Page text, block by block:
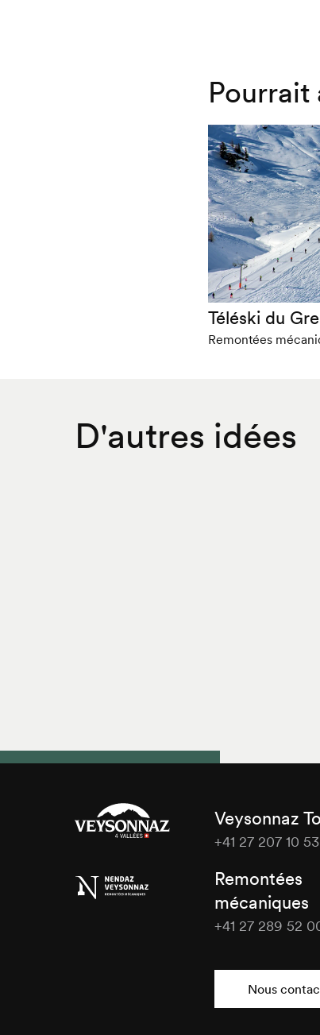
Pourrait
Téléski du
Remontées
D'autres idées
Tourisme
Veysonnaz
+41 27 207 10 53
Remontées
mécaniques
+41 27 289 52
Nous